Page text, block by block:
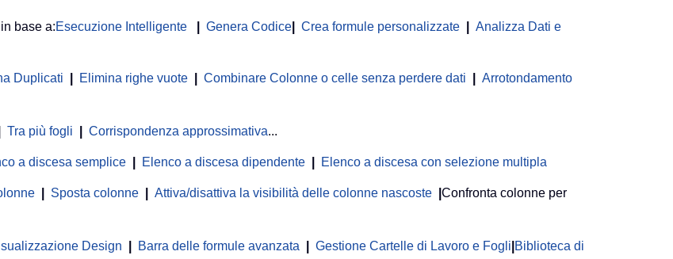
base a:Esecuzione Intelligente Genera Codice Crea formule personalizzate
Analizza Dati e
Duplicati Elimina righe vuote Combinare Colonne o celle senza perdere dati
Arrotondamento
Tra più fogli Corrispondenza approssimativa...
a discesa semplice Elenco a discesa dipendente Elenco a discesa con selezione multipla
Sposta colonne Attiva/disattiva la visibilità delle colonne nascoste
Confronta colonne per
Design Barra delle formule avanzata Gestione Cartelle di Lavoro e Fogli Biblioteca di